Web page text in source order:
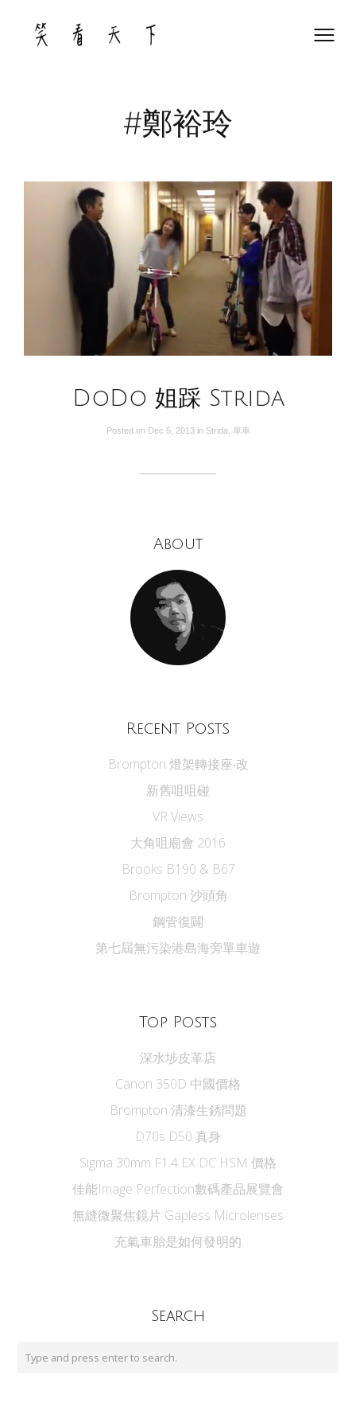
content
#鄭裕玲
DoDo 姐踩 Strida
Posted on Dec 5, 2013 in Strida 單車
About
Recent Posts
Brompton 燈架轉接座‧改
新舊咀咀碰
VR Views
大角咀廟會 2016
Brooks B190 & B67
Brompton 沙頭角
鋼管復闢
第七屆無污染港島海旁單車遊
Top Posts
深水埗皮革店
Canon 350D 中國價格
Brompton 清漆生銹問題
D70s D50 真身
Sigma 30mm F1.4 EX DC HSM 價格
佳能Image Perfection數碼產品展覽會
無縫微聚焦鏡片 Gapless Microlenses
充氣車胎是如何發明的
Search